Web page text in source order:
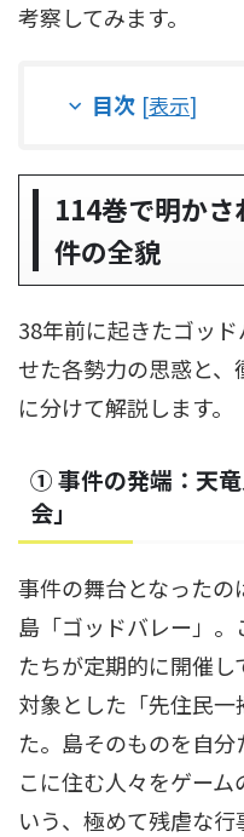
考察してみます。
目次 [表示]
114巻で明か
件の全貌
38年前に起きたゴッ
せた各勢力の思惑と
に分けて解説します。
① 事件の発端：天
会」
事件の舞台となった
島「ゴッドバレー」。
たちが定期的に開催
対象とした「先住民
た。島そのものを自
こに住む人々をゲー
いう、極めて残虐な行